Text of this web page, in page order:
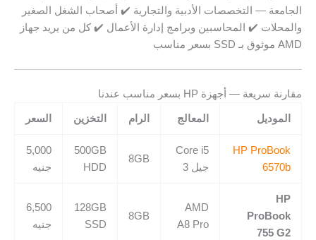
الجامعة — التخصصات الأدبية والتجارية ✔️ أصحاب الشغل الصغير
والمحلات ✔️ المحاسبين وبرامج إدارة الأعمال ✔️ كل من يريد جهاز
AMD موثوق بـ SSD بسعر مناسب
مقارنة سريعة — أجهزة HP بسعر مناسب عندنا
الموديل المعالج الرام التخزين السعر
HP ProBook
6570b
Core i5
جيل 3
8GB
500GB
HDD
5,000
جنيه
HP
ProBook
755 G2
AMD
A8 Pro
8GB
128GB
SSD
6,500
جنيه